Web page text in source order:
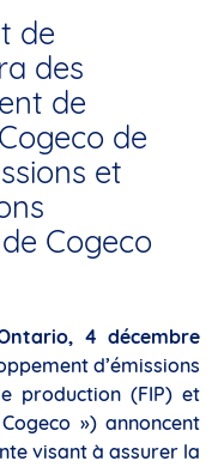
de
des
de
de
et
Cogeco
4 décembre
d’émissions
production (FIP) et
») annoncent
visant à assurer la